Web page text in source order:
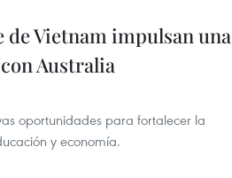
Vietnam impulsan una
Australia
oportunidades para fortalecer la
y economía.